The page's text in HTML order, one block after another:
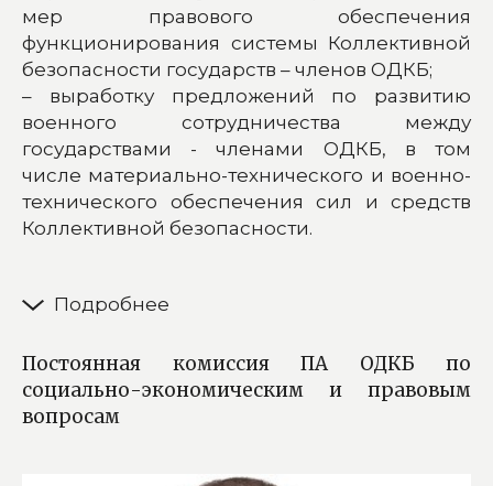
мер правового обеспечения
функционирования системы Коллективной
безопасности государств – членов ОДКБ;
– выработку предложений по развитию
военного сотрудничества между
государствами - членами ОДКБ, в том
числе материально-технического и военно-
технического обеспечения сил и средств
Коллективной безопасности.
Постоянная комиссия ПА ОДКБ по
социально-экономическим и правовым
вопросам